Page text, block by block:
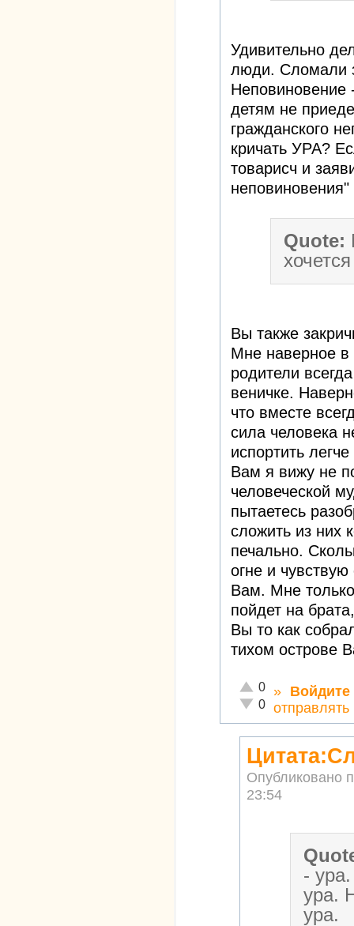
Удивительно
люди. Сломали
Неповиновение
детям не
гражданского
кричать УРА?
товарисч и
неповиновения"
Quote:
Вы также
Мне наверное в
родители
веничке.
что вместе
сила человека
испортить
Вам я вижу не
человеческой
пытаетесь
сложить из них
печально.
огне и
Вам. Мне
пойдет на
Вы то как
тихом острове
Отлично!
0
Неадекватно!
0
» Войдите
Опубликовано
23:54
-
ура.
ура.